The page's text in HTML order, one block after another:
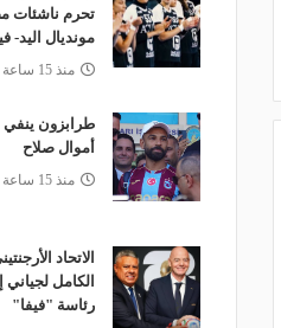
تحرم ناشئات
مونديال اليد-
منذ 15 ساعة
طرابزون
أموال صلاح
منذ 15 ساعة
الاتحاد
الكامل لجياني
رئاسة "فيفا"